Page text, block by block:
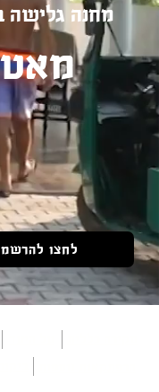
מחנה גלישה
לחצו